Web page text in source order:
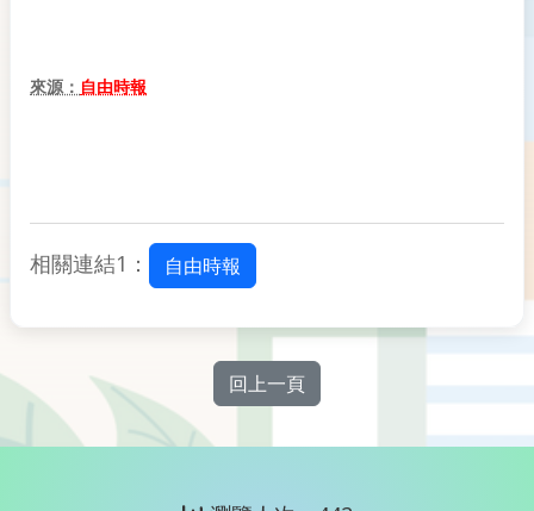
來源： 自由時報
相關連結1： 自由時報
回上一頁